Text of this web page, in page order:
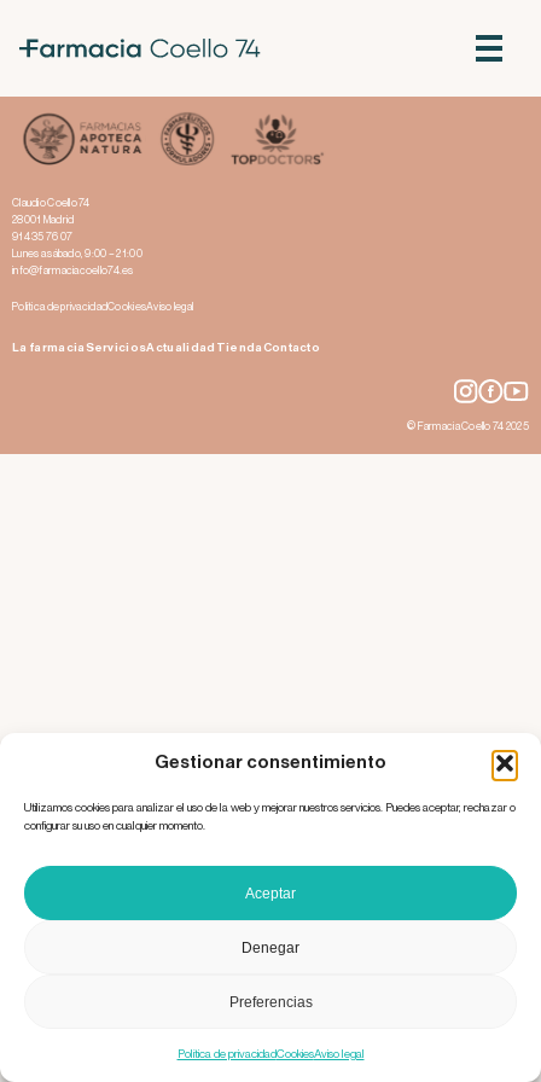
Gestionar consentimiento
Utilizamos cookies para analizar el uso de la web y mejorar nuestros servicios. Puedes aceptar, rechazar o
configurar su uso en cualquier momento.
Aceptar
Denegar
Preferencias
Cookies
Política de privacidad Aviso legal
Claudio Coello 74
28001 Madrid
914 35 76 07
Lunes a sábado, 9:00 – 21:00
info@farmaciacoello74.es
Política de privacidadCookiesAviso legal
La farmacia ServiciosActualidad Tienda Contacto
© Farmacia Coello 74 2025